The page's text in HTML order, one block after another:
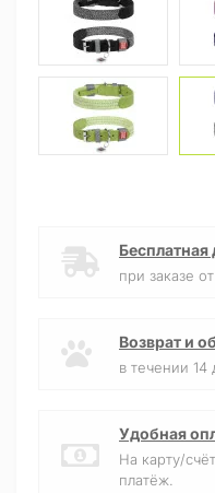
Бесплатная
при заказе
Возврат и
в течении 14
Удобная
На карту/
платёж.